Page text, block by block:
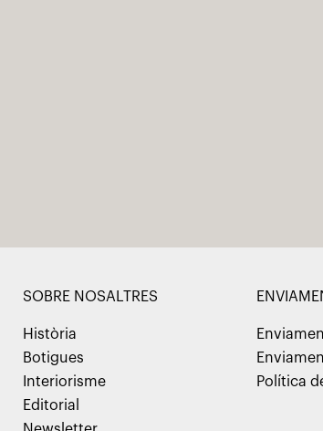
SOBRE NOSALTRES
Història
Botigues
Interiorisme
Editorial
Política